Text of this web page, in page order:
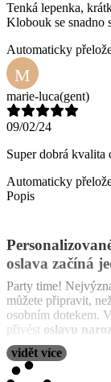
Tenká lepenka,
Klobouk se snadno
Automaticky
M
marie-luca(gent)
09/02/24
Super dobrá kvalita
Automaticky
Popis
oslava začíná
Party time!
můžete připravit,
osobním dotekem.
přivést oslavu
Tyto
originálním
vidět více